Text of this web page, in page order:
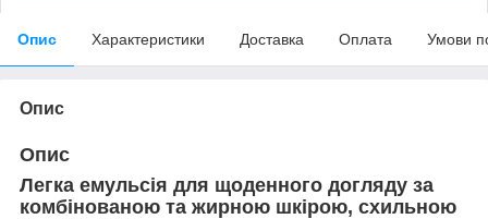
Опис Характеристики Доставка Оплата Умови
Опис
Опис
Легка емульсія для щоденного догляду за
комбінованою та жирною шкірою, схильною